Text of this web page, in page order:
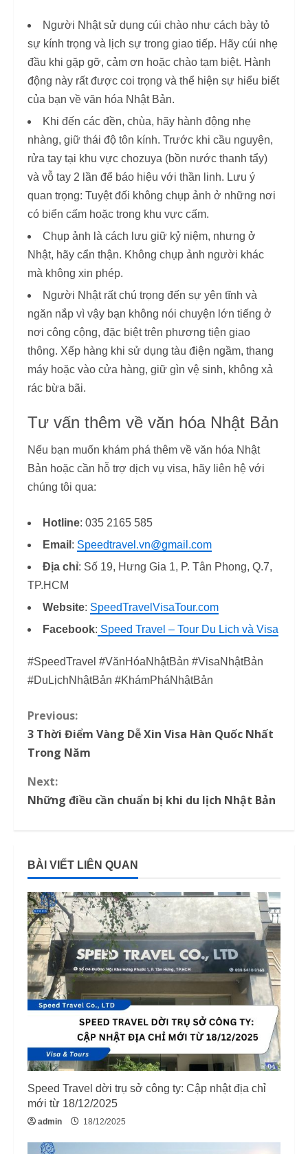
Người Nhật sử dụng cúi chào như cách bày tỏ
sự kính trọng và lịch sự trong giao tiếp. Hãy cúi nhẹ
đầu khi gặp gỡ, cảm ơn hoặc chào tạm biệt. Hành
động này rất được coi trọng và thể hiện sự hiểu biết
của bạn về văn hóa Nhật Bản.
Khi đến các đền, chùa, hãy hành động nhẹ
nhàng, giữ thái độ tôn kính. Trước khi cầu nguyện,
rửa tay tại khu vực chozuya (bồn nước thanh tẩy)
và vỗ tay 2 lần để báo hiệu với thần linh. Lưu ý
quan trọng: Tuyệt đối không chụp ảnh ở những nơi
có biển cấm hoặc trong khu vực cấm.
Chụp ảnh là cách lưu giữ kỷ niệm, nhưng ở
Nhật, hãy cẩn thận. Không chụp ảnh người khác
mà không xin phép.
Người Nhật rất chú trọng đến sự yên tĩnh và
ngăn nắp vì vậy bạn không nói chuyện lớn tiếng ở
nơi công cộng, đặc biệt trên phương tiện giao
thông. Xếp hàng khi sử dụng tàu điện ngầm, thang
máy hoặc vào cửa hàng, giữ gìn vệ sinh, không xả
rác bừa bãi.
Tư vấn thêm về văn hóa Nhật Bản
Nếu bạn muốn khám phá thêm về văn hóa Nhật
Bản hoặc cần hỗ trợ dịch vụ visa, hãy liên hệ với
chúng tôi qua:
Hotline: 035 2165 585
Email : Speedtravel.vn@gmail.com
Địa chỉ: Số 19, Hưng Gia 1, P. Tân Phong, Q.7,
TP.HCM
Website: SpeedTravelVisaTour.com
Facebook: Speed Travel – Tour Du Lịch và Visa
#SpeedTravel #VănHóaNhậtBản #VisaNhậtBản
#DuLịchNhậtBản #KhámPháNhậtBản
C
o
n
t
n
u
e
R
e
a
i
n
g
Previous:
3 Thời Điểm Vàng Dễ Xin Visa Hàn Quốc Nhất
Trong Năm
Next:
Những điều cần chuẩn bị khi du lịch Nhật Bản
BÀI VIẾT LIÊN QUAN
Speed Travel dời trụ sở công ty: Cập nhật địa chỉ
mới từ 18/12/2025
admin 18/12/2025